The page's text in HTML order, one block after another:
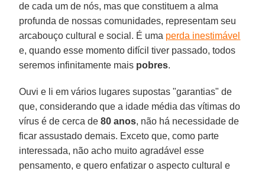
de cada um de nós, mas que constituem a alma
profunda de nossas comunidades, representam seu
arcabouço cultural e social. É uma perda inestimável
e, quando esse momento difícil tiver passado, todos
seremos infinitamente mais pobres.
Ouvi e li em vários lugares supostas "garantias" de
que, considerando que a idade média das vítimas do
vírus é de cerca de80 anos, não há necessidade de
ficar assustado demais. Exceto que, como parte
interessada, não acho muito agradável esse
pensamento, e quero enfatizar o aspecto cultural e